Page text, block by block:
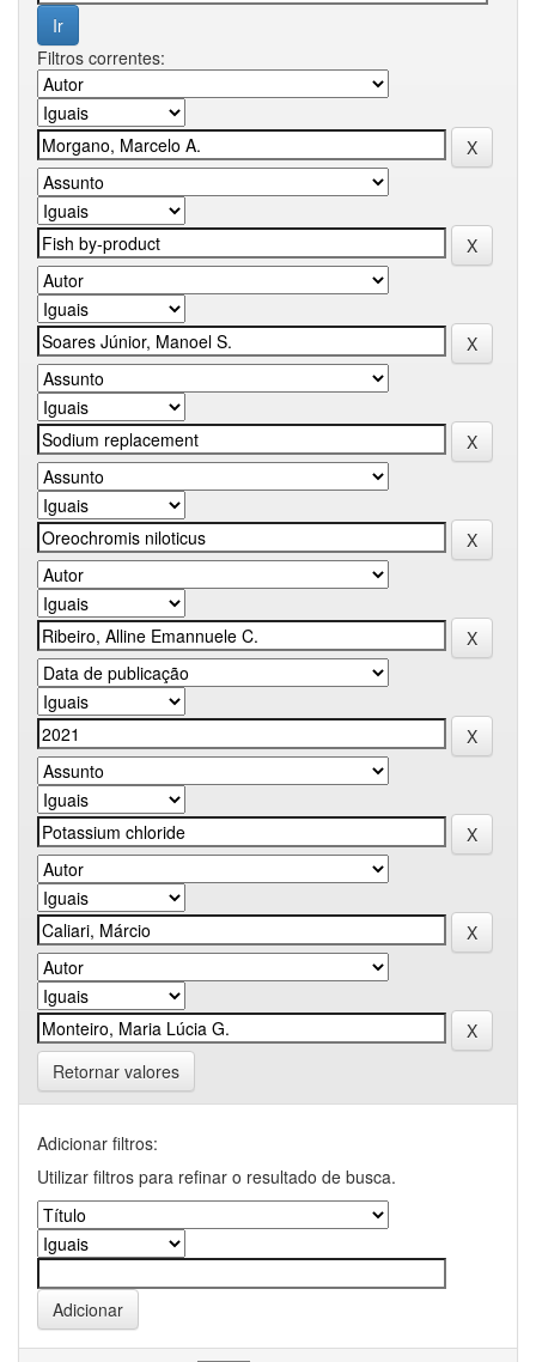
Filtros correntes:
Retornar valores
Adicionar filtros:
Utilizar filtros para refinar o resultado de busca.